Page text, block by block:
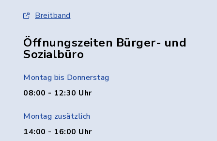
Breitband
Öffnungszeiten Bürger- und
Sozialbüro
Montag bis Donnerstag
08:00 - 12:30 Uhr
Montag zusätzlich
14:00 - 16:00 Uhr